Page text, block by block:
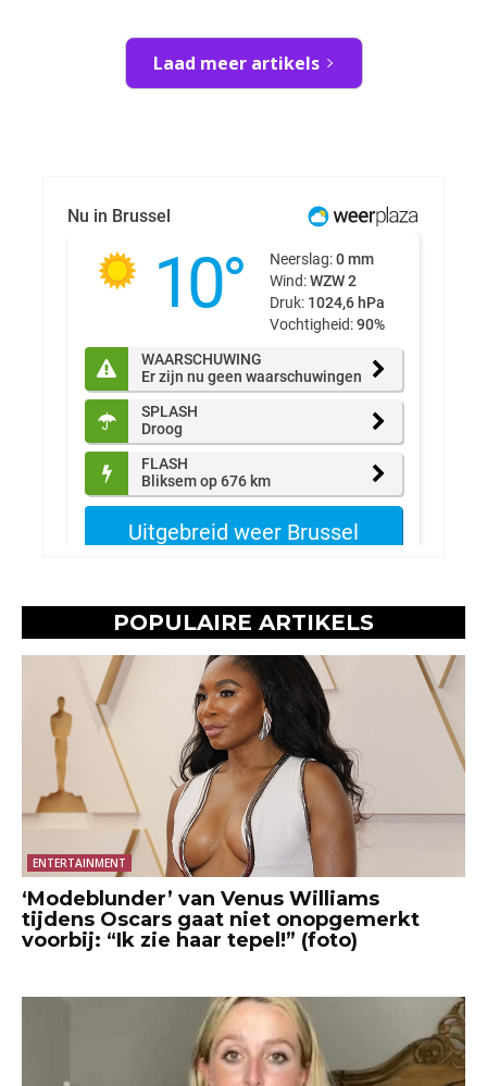
Laad meer artikels
POPULAIRE ARTIKELS
ENTERTAINMENT
‘Modeblunder’ van Venus Williams
tijdens Oscars gaat niet onopgemerkt
voorbij: “Ik zie haar tepel!” (foto)